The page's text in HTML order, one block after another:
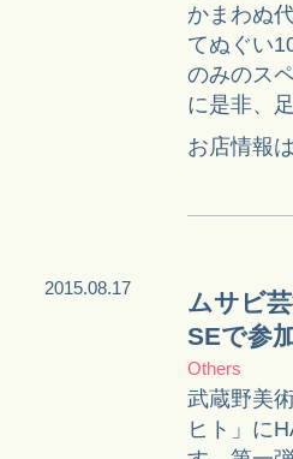
かまわぬ
てぬぐい
のみのス
に是非、
お店情報
2015.08.17
ムサビ
SEで参
Others
武蔵野美
ヒト」に